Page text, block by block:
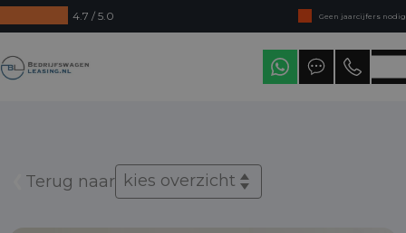
4.7 / 5.0
Geen jaarcijfers nodig
Direct uit voorraad leverbaar
Levering in heel Nederland
Terug naar kies overzicht